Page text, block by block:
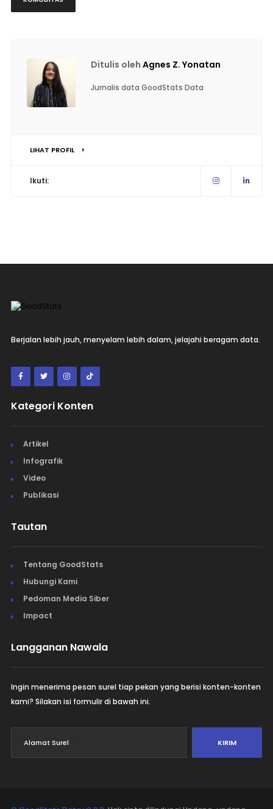
Ditulis oleh Agnes Z. Yonatan
Jurnalis data GoodStats Data
LIHAT PROFIL
Ikuti:
Berjalan lebih jauh, menyelam lebih dalam, jelajahi beragam data.
Kategori Konten
Artikel
Infografik
Video
Publikasi
Tautan
Tentang GoodStats
Hubungi Kami
Pedoman Media Siber
Impact
Langganan Nawala
Ingin menerima pesan surel tiap pekan yang berisi konten-konten
kami? Silakan isi formulir di bawah ini.
KIRIM